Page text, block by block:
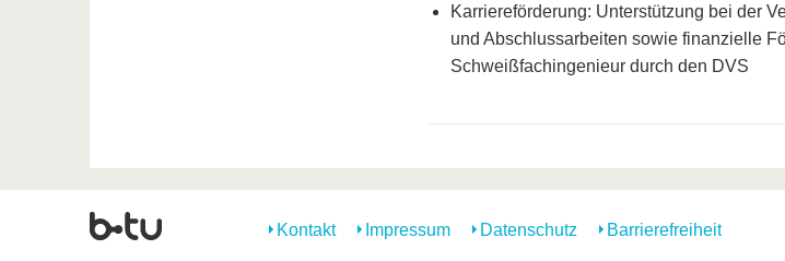
Karriereförderung: Unterstützung bei der
und Abschlussarbeiten sowie finanzielle
Schweißfachingenieur durch den DVS
Kontakt Impressum Datenschutz Barrierefreiheit